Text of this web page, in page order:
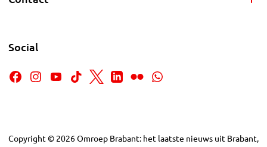
Social
Copyright © 2026Omroep Brabant: het laatste nieuws uit Brabant,